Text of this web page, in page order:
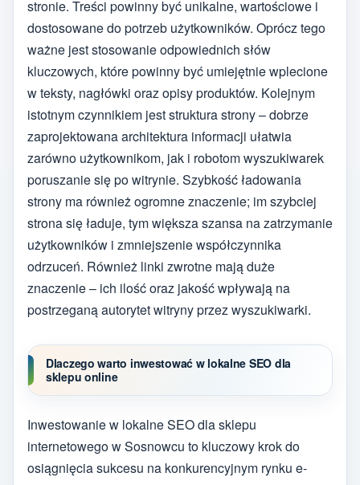
stronie. Treści powinny być unikalne, wartościowe i
dostosowane do potrzeb użytkowników. Oprócz tego
ważne jest stosowanie odpowiednich słów
kluczowych, które powinny być umiejętnie wplecione
w teksty, nagłówki oraz opisy produktów. Kolejnym
istotnym czynnikiem jest struktura strony – dobrze
zaprojektowana architektura informacji ułatwia
zarówno użytkownikom, jak i robotom wyszukiwarek
poruszanie się po witrynie. Szybkość ładowania
strony ma również ogromne znaczenie; im szybciej
strona się ładuje, tym większa szansa na zatrzymanie
użytkowników i zmniejszenie współczynnika
odrzuceń. Również linki zwrotne mają duże
znaczenie – ich ilość oraz jakość wpływają na
postrzeganą autorytet witryny przez wyszukiwarki.
Dlaczego warto inwestować w lokalne SEO dla
sklepu online
Inwestowanie w lokalne SEO dla sklepu
internetowego w Sosnowcu to kluczowy krok do
osiągnięcia sukcesu na konkurencyjnym rynku e-